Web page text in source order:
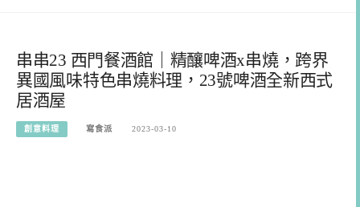
串串23 西門餐酒館｜精釀啤酒x串燒，跨界
異國風味特色串燒料理，23號啤酒全新西式
居酒屋
創意料理 寫食派 2023-03-10